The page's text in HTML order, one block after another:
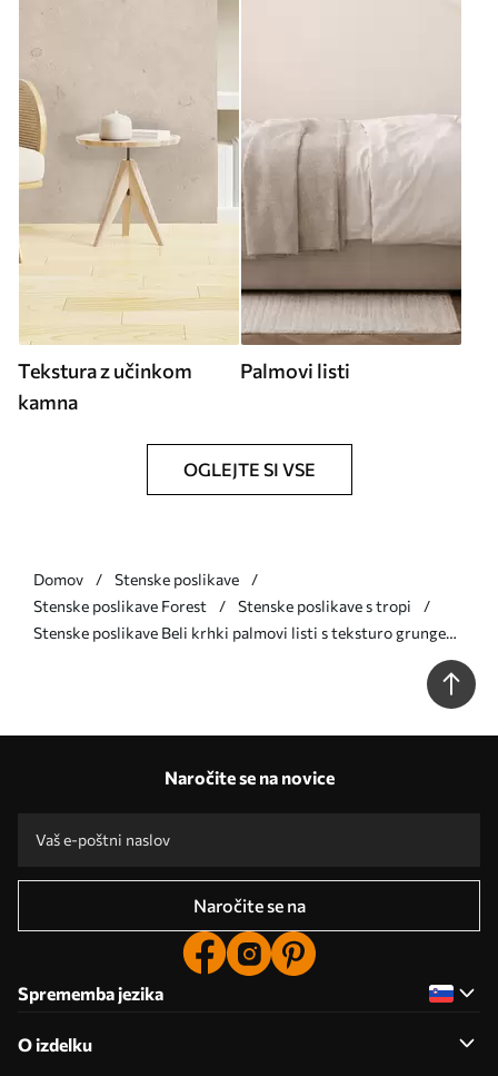
Tekstura z učinkom
kamna
Palmovi listi
OGLEJTE SI VSE
Domov
Stenske poslikave
Stenske poslikave Forest
Stenske poslikave s tropi
Stenske poslikave Beli krhki palmovi listi s teksturo grunge
Naročite se na novice
Naročite se na
Sprememba jezika
O izdelku